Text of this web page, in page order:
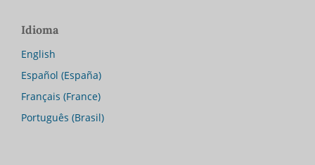
Idioma
English
Español (España)
Français (France)
Português (Brasil)